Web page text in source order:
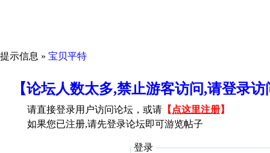
提示信息 » 宝贝平特
【论坛人数太多,禁止游客访问,请登录
请直接登录用户访问论坛，或请 【 点这里注册】
如果您已注册,请先登录论坛即可游览帖子
登录